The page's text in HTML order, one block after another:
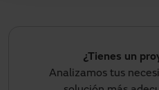
¿Tienes un
Analizamos tus